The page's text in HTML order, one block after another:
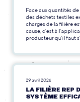
Face aux quantités
des déchets textiles
charges de la filière
cause, c’est à
producteur qu’il faut
29 avril 2026
LA FILIÈRE REP
SYSTÈME